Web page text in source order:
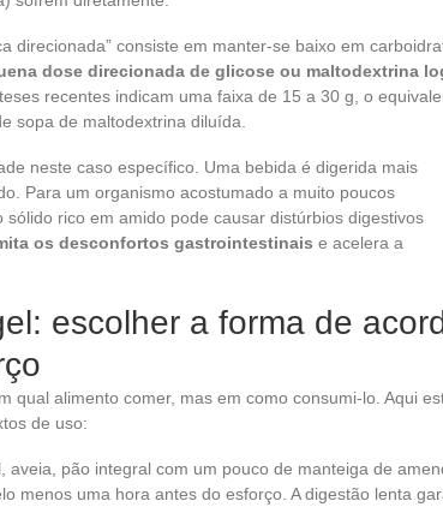
direcionada” consiste em manter-se baixo em
dose direcionada de glicose ou maltodextrina
recentes indicam uma faixa de 15 a 30 g, o
sopa de maltodextrina diluída.
neste caso específico. Uma bebida é digerida mais
Para um organismo acostumado a muito poucos
rico em amido pode causar distúrbios digestivos
os desconfortos gastrointestinais e acelera a
escolher a forma de
qual alimento comer, mas em como consumi-lo. Aqui
de uso:
aveia, pão integral com um pouco de manteiga de
menos uma hora antes do esforço. A digestão lenta